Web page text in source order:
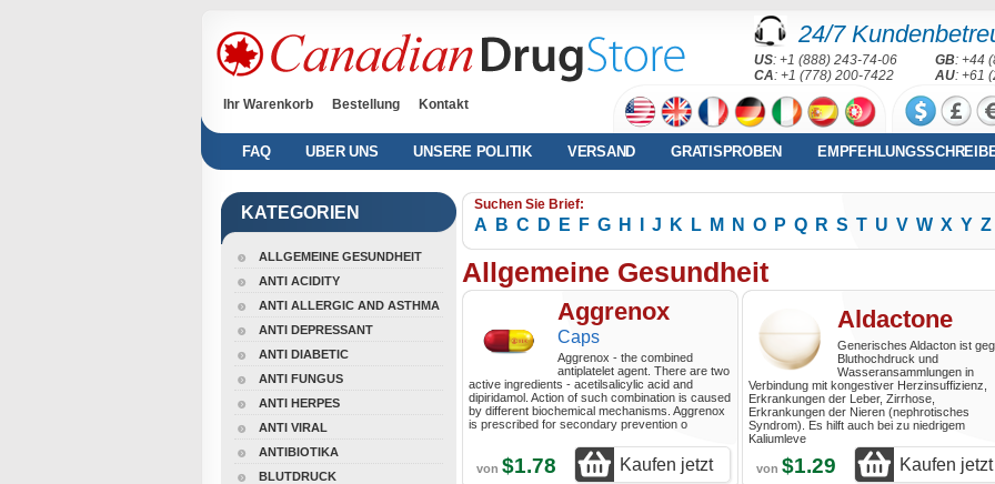
24/7
US: +1 (888) 243-74-06 GB: +44
CA: +1 (778) 200-7422 AU: +61
Ihr Warenkorb
Bestellung Kontakt
FAQ UBER UNS UNSERE POLITIK VERSAND GRATISPROBEN
KATEGORIEN
ALLGEMEINE GESUNDHEIT
ANTI ACIDITY
ANTI ALLERGIC AND ASTHMA
ANTI DEPRESSANT
ANTI DIABETIC
ANTI FUNGUS
ANTI HERPES
ANTI VIRAL
ANTIBIOTIKA
BLUTDRUCK
Suchen Sie Brief:
A B C D E F G H J K L M N O P Q R S T U V W X Y Z
Allgemeine Gesundheit
Aggrenox
Caps
Aggrenox - the combined
antiplatelet agent. There are two
active ingredients - acetilsalicylic acid and
dipiridamol. Action of such combination is caused
by different biochemical mechanisms. Aggrenox
is prescribed for secondary prevention o
von $1.78 Kaufen jetzt
Aldactone
Generisches Aldacton ist
Bluthochdruck und
Wasseransammlungen in
Verbindung mit kongestiver Herzinsuffizienz,
Erkrankungen der Leber, Zirrhose,
Erkrankungen der Nieren (nephrotisches
Syndrom). Es hilft auch bei zu niedrigem
Kaliumleve
von $1.29 Kaufen jetzt